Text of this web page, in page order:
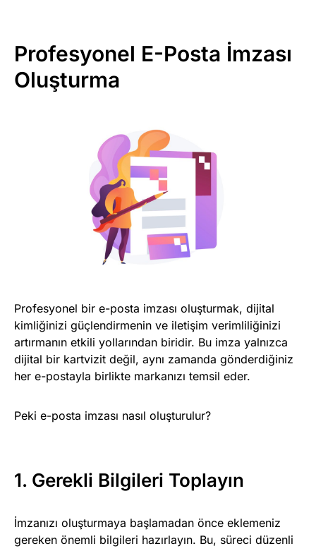
Profesyonel E-Posta İmzası
Oluşturma
Profesyonel bir e-posta imzası oluşturmak, dijital
kimliğinizi güçlendirmenin ve iletişim verimliliğinizi
artırmanın etkili yollarından biridir. Bu imza yalnızca
dijital bir kartvizit değil, aynı zamanda gönderdiğiniz
her e-postayla birlikte markanızı temsil eder.
Peki e-posta imzası nasıl oluşturulur?
1. Gerekli Bilgileri Toplayın
İmzanızı oluşturmaya başlamadan önce eklemeniz
gereken önemli bilgileri hazırlayın. Bu, süreci düzenli